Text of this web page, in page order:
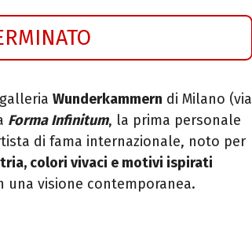
Wunderkammern di Milano (via
Forma Infinitum, la prima personale
di fama internazionale, noto per
colori vivaci e motivi ispirati
una visione contemporanea.